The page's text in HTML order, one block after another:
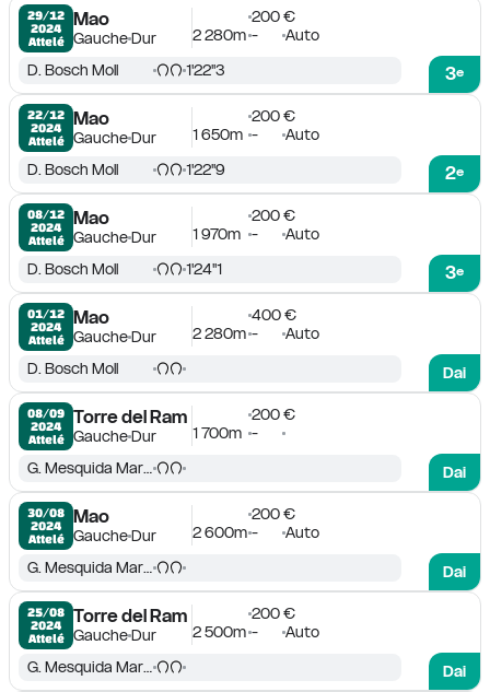
29/12
2024
Attelé
Mao
GaucheDur
200 €
2 280m - Auto
3e
D. Bosch Moll 1'22''3
22/12
2024
Attelé
Mao
GaucheDur
200 €
1 650m - Auto
2e
D. Bosch Moll 1'22''9
08/12
2024
Attelé
Mao
GaucheDur
200 €
1 970m - Auto
3e
D. Bosch Moll 1'24''1
01/12
2024
Attelé
Mao
GaucheDur
400 €
2 280m -
Auto
Dai
D. Bosch Moll
08/09
2024
Attelé
Torre del Ram
GaucheDur
200 €
1 700m -
Dai
G. Mesquida Marques
30/08
2024
Attelé
Mao
GaucheDur
200 €
2 600m -
Auto
Dai
G. Mesquida Marques
25/08
2024
Attelé
Torre del Ram
GaucheDur
200 €
2 500m -
Auto
Dai
G. Mesquida Marques